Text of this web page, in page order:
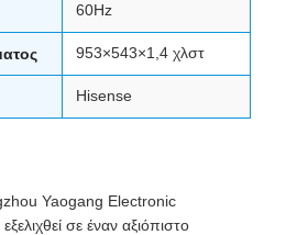
60Hz
953×543×1,4 χλστ
Hisense
Yaogang Electronic
σε έναν αξιόπιστο